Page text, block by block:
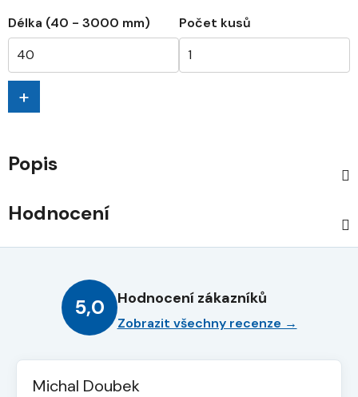
Měrná cena:
Délka (40 - 3000 mm) Počet kusů
+
Popis
Hodnocení
5,0 Hodnocení zákazníků
Zobrazit všechny recenze →
Michal Doubek